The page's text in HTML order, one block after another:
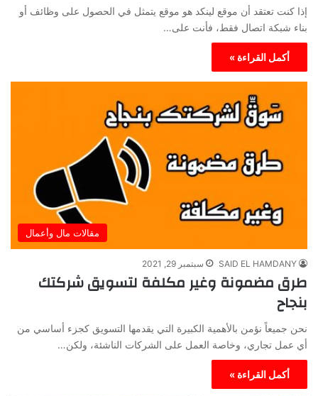
إذا كنت تعتقد أن موقع لينكد هو موقع يتمثل في الحصول على وظائف أو
بناء شبكة اتصال فقط، فأنت على…
أكمل القراءة »
مقالات مال وأعمال
SAID EL HAMDANY سبتمبر 29, 2021
طرق مضمونة وغير مكلفة لتسويق شركتك
بنجاح
نحن جميعاً نؤمن بالأهمية الكبيرة التي يقدمها التسويق كجزء أساسي من
أي عمل تجاري، وخاصة العمل على الشركات الناشئة، ولكن…
أكمل القراءة »